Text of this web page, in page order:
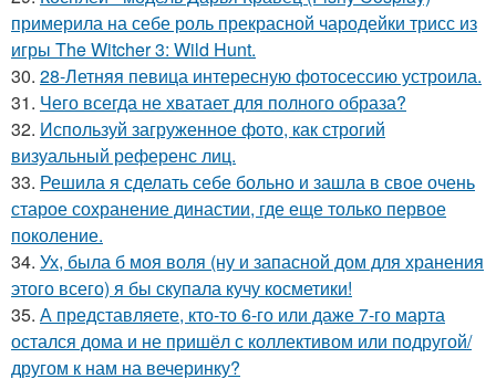
примерила на себе роль прекрасной чародейки трисс из
игры The Witcher 3: Wild Hunt.
30. 28-Летняя певица интересную фотосессию устроила.
31. Чего всегда не хватает для полного образа?
32. Используй загруженное фото, как строгий
визуальный референс лиц.
33. Решила я сделать себе больно и зашла в свое очень
старое сохранение династии, где еще только первое
поколение.
34. Ух, была б моя воля (ну и запасной дом для хранения
этого всего) я бы скупала кучу косметики!
35. А представляете, кто-то 6-го или даже 7-го марта
остался дома и не пришёл с коллективом или подругой/
другом к нам на вечеринку?